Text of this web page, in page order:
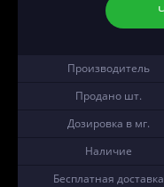
Производитель
Продано шт.
Дозировка в мг.
Наличие
Бесплатная доставка